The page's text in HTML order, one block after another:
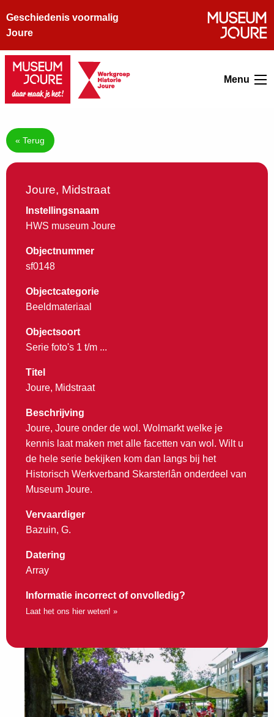
Geschiedenis voormalig
Joure
Menu
« Terug
Joure, Midstraat
Instellingsnaam
HWS museum Joure
Objectnummer
sf0148
Objectcategorie
Beeldmateriaal
Objectsoort
Serie foto's 1 t/m ...
Titel
Joure, Midstraat
Beschrijving
Joure, Joure onder de wol. Wolmarkt welke je
kennis laat maken met alle facetten van wol. Wilt u
de hele serie bekijken kom dan langs bij het
Historisch Werkverband Skarsterlân onderdeel van
Museum Joure.
Vervaardiger
Bazuin, G.
Datering
Array
Informatie incorrect of onvolledig?
Laat het ons hier weten! »